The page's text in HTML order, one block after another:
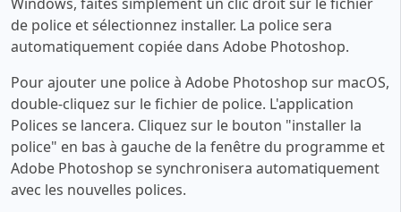
de police et sélectionnez installer. La police sera
automatiquement copiée dans Adobe Photoshop.
Pour ajouter une police à Adobe Photoshop sur macOS,
double-cliquez sur le fichier de police. L'application
Polices se lancera. Cliquez sur le bouton "installer la
police" en bas à gauche de la fenêtre du programme et
Adobe Photoshop se synchronisera automatiquement
avec les nouvelles polices.